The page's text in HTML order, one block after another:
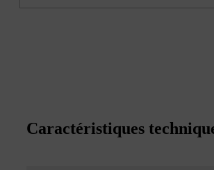
Caractéristiques